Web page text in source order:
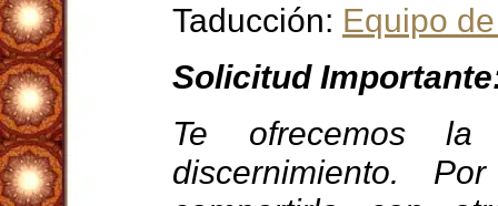
Taducción: Equipo
Solicitud
Te ofrecemos la
discernimiento.